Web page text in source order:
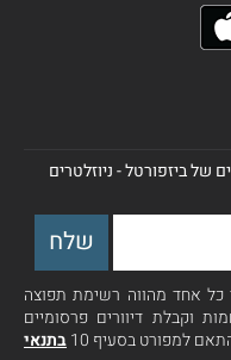
של ביזפורטל - ניוזלטרים
כל אחד מהווה רשימת תפוצה
וקבלת דיוורים פרסומיים
למפורט בסעיף 10
בתנאי